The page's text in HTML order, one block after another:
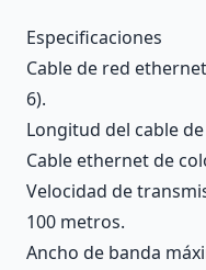
Description
Especificaciones
Cable de red
6).
Longitud del cable
Cable ethernet de
Velocidad de
100 metros.
Ancho de banda